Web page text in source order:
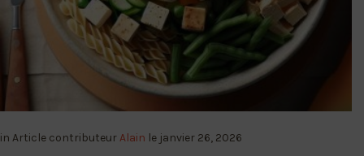
in Article contributeurAlain le janvier 26, 2026